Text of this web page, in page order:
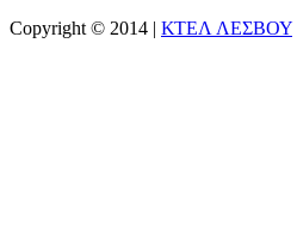
Copyright © 2014 | ΚΤΕΛ ΛΕΣΒΟΥ